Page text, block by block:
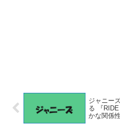
ジャニー
る 『
かな関係